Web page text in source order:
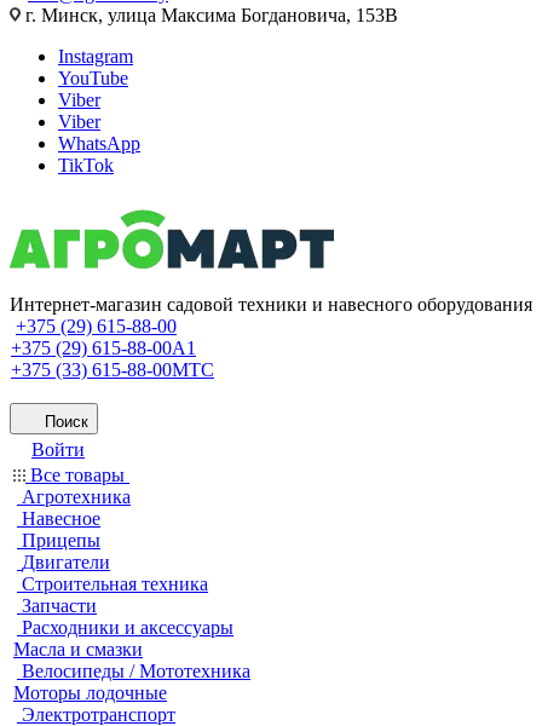
г. Минск, улица Максима Богдановича, 153В
Instagram
YouTube
Viber
Viber
WhatsApp
TikTok
Интернет-магазин садовой техники и навесного оборудования
+375 (29) 615-88-00
+375 (29) 615-88-00A1
+375 (33) 615-88-00МТС
Поиск
Войти
Все товары
Агротехника
Навесное
Прицепы
Двигатели
Строительная техника
Запчасти
Расходники и аксессуары
Масла и смазки
Велосипеды / Мототехника
Моторы лодочные
Электротранспорт